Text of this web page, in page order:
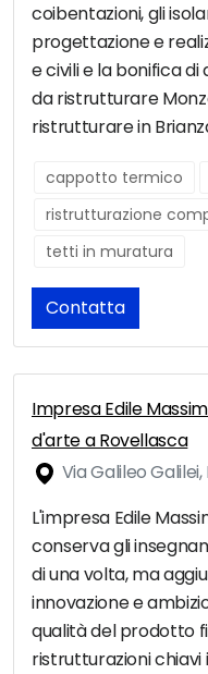
coibentazioni, gli
progettazione e
e civili e la bonifica
da ristrutturare
ristrutturare in
cappotto termico
ristrutturazione
tetti in muratura
Contatta
Impresa Edile
d'arte a Rovellasca
Via Galileo
L'impresa Edile
conserva gli
di una volta, ma
innovazione e
qualità del prodotto
ristrutturazioni chiavi